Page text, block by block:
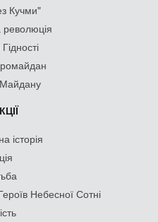
Кучми"
Майдану
історія
Небесної Сотні